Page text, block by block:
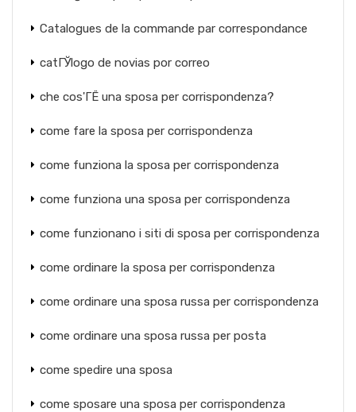
Catalogues de la commande par correspondance
catГЎlogo de novias por correo
che cos'ГЁ una sposa per corrispondenza?
come fare la sposa per corrispondenza
come funziona la sposa per corrispondenza
come funziona una sposa per corrispondenza
come funzionano i siti di sposa per corrispondenza
come ordinare la sposa per corrispondenza
come ordinare una sposa russa per corrispondenza
come ordinare una sposa russa per posta
come spedire una sposa
come sposare una sposa per corrispondenza